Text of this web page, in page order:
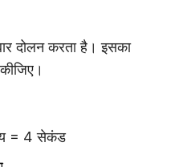
दोलन करता है। इसका
= 4 सेकंड